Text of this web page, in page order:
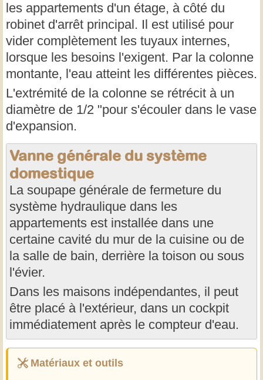
les appartements d'un étage, à côté du
robinet d'arrêt principal. Il est utilisé pour
vider complètement les tuyaux internes,
lorsque les besoins l'exigent. Par la colonne
montante, l'eau atteint les différentes pièces.
L'extrémité de la colonne se rétrécit à un
diamètre de 1/2 "pour s'écouler dans le vase
d'expansion.
Vanne générale du système
domestique
La soupape générale de fermeture du
système hydraulique dans les
appartements est installée dans une
certaine cavité du mur de la cuisine ou de
la salle de bain, derrière la toison ou sous
l'évier.
Dans les maisons indépendantes, il peut
être placé à l'extérieur, dans un cockpit
immédiatement après le compteur d'eau.
Matériaux et outils